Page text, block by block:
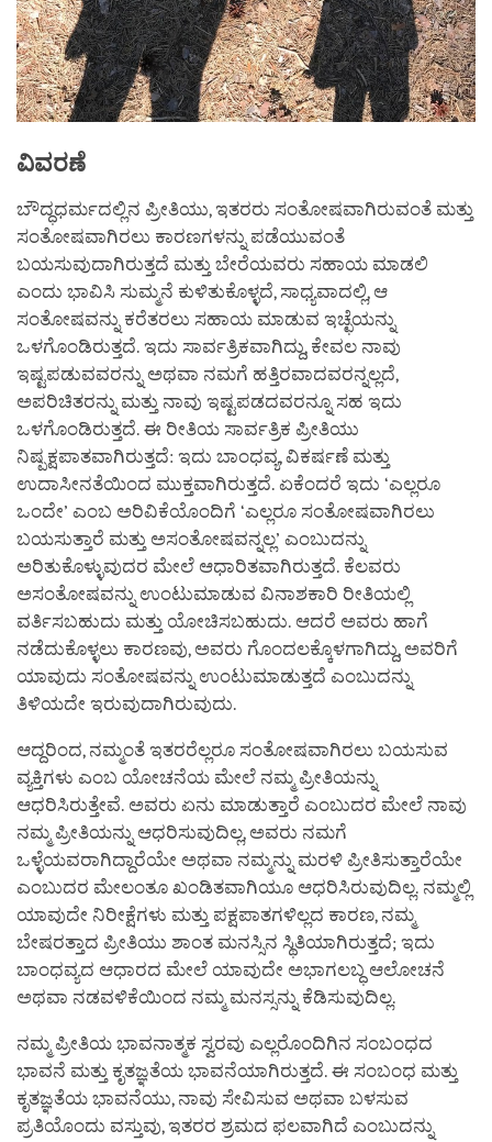
ವಿವರಣೆ
ಬೌದ್ಧಧರ್ಮದಲ್ಲಿನ ಪ್ರೀತಿಯು, ಇತರರು ಸಂತೋಷವಾಗಿರುವಂತೆ ಮತ್ತು
ಸಂತೋಷವಾಗಿರಲು ಕಾರಣಗಳನ್ನು ಪಡೆಯುವಂತೆ
ಬಯಸುವುದಾಗಿರುತ್ತದೆ ಮತ್ತು ಬೇರೆಯವರು ಸಹಾಯ ಮಾಡಲಿ
ಎಂದು ಭಾವಿಸಿ ಸುಮ್ಮನೆ ಕುಳಿತುಕೊಳ್ಳದೆ, ಸಾಧ್ಯವಾದಲ್ಲಿ, ಆ
ಸಂತೋಷವನ್ನು ಕರೆತರಲು ಸಹಾಯ ಮಾಡುವ ಇಚ್ಛೆಯನ್ನು
ಒಳಗೊಂಡಿರುತ್ತದೆ. ಇದು ಸಾರ್ವತ್ರಿಕವಾಗಿದ್ದು, ಕೇವಲ ನಾವು
ಇಷ್ಟಪಡುವವರನ್ನು ಅಥವಾ ನಮಗೆ ಹತ್ತಿರವಾದವರನ್ನಲ್ಲದೆ,
ಅಪರಿಚಿತರನ್ನು ಮತ್ತು ನಾವು ಇಷ್ಟಪಡದವರನ್ನೂ ಸಹ ಇದು
ಒಳಗೊಂಡಿರುತ್ತದೆ. ಈ ರೀತಿಯ ಸಾರ್ವತ್ರಿಕ ಪ್ರೀತಿಯು
ನಿಷ್ಪಕ್ಷಪಾತವಾಗಿರುತ್ತದೆ: ಇದು ಬಾಂಧವ್ಯ, ವಿಕರ್ಷಣೆ ಮತ್ತು
ಉದಾಸೀನತೆಯಿಂದ ಮುಕ್ತವಾಗಿರುತ್ತದೆ. ಏಕೆಂದರೆ ಇದು ‘ಎಲ್ಲರೂ
ಒಂದೇ’ ಎಂಬ ಅರಿವಿಕೆಯೊಂದಿಗೆ ‘ಎಲ್ಲರೂ ಸಂತೋಷವಾಗಿರಲು
ಬಯಸುತ್ತಾರೆ ಮತ್ತು ಅಸಂತೋಷವನ್ನಲ್ಲ’ ಎಂಬುದನ್ನು
ಅರಿತುಕೊಳ್ಳುವುದರ ಮೇಲೆ ಆಧಾರಿತವಾಗಿರುತ್ತದೆ. ಕೆಲವರು
ಅಸಂತೋಷವನ್ನು ಉಂಟುಮಾಡುವ ವಿನಾಶಕಾರಿ ರೀತಿಯಲ್ಲಿ
ವರ್ತಿಸಬಹುದು ಮತ್ತು ಯೋಚಿಸಬಹುದು. ಆದರೆ ಅವರು ಹಾಗೆ
ನಡೆದುಕೊಳ್ಳಲು ಕಾರಣವು, ಅವರು ಗೊಂದಲಕ್ಕೊಳಗಾಗಿದ್ದು, ಅವರಿಗೆ
ಯಾವುದು ಸಂತೋಷವನ್ನು ಉಂಟುಮಾಡುತ್ತದೆ ಎಂಬುದನ್ನು
ತಿಳಿಯದೇ ಇರುವುದಾಗಿರುವುದು.
ಆದ್ದರಿಂದ, ನಮ್ಮಂತೆ ಇತರರೆಲ್ಲರೂ ಸಂತೋಷವಾಗಿರಲು ಬಯಸುವ
ವ್ಯಕ್ತಿಗಳು ಎಂಬ ಯೋಚನೆಯ ಮೇಲೆ ನಮ್ಮ ಪ್ರೀತಿಯನ್ನು
ಆಧರಿಸಿರುತ್ತೇವೆ. ಅವರು ಏನು ಮಾಡುತ್ತಾರೆ ಎಂಬುದರ ಮೇಲೆ ನಾವು
ನಮ್ಮ ಪ್ರೀತಿಯನ್ನು ಆಧರಿಸುವುದಿಲ್ಲ, ಅವರು ನಮಗೆ
ಒಳ್ಳೆಯವರಾಗಿದ್ದಾರೆಯೇ ಅಥವಾ ನಮ್ಮನ್ನು ಮರಳಿ ಪ್ರೀತಿಸುತ್ತಾರೆಯೇ
ಎಂಬುದರ ಮೇಲಂತೂ ಖಂಡಿತವಾಗಿಯೂ ಆಧರಿಸಿರುವುದಿಲ್ಲ. ನಮ್ಮಲ್ಲಿ
ಯಾವುದೇ ನಿರೀಕ್ಷೆಗಳು ಮತ್ತು ಪಕ್ಷಪಾತಗಳಿಲ್ಲದ ಕಾರಣ, ನಮ್ಮ
ಬೇಷರತ್ತಾದ ಪ್ರೀತಿಯು ಶಾಂತ ಮನಸ್ಸಿನ ಸ್ಥಿತಿಯಾಗಿರುತ್ತದೆ; ಇದು
ಬಾಂಧವ್ಯದ ಆಧಾರದ ಮೇಲೆ ಯಾವುದೇ ಅಭಾಗಲಬ್ಧ ಆಲೋಚನೆ
ಅಥವಾ ನಡವಳಿಕೆಯಿಂದ ನಮ್ಮ ಮನಸ್ಸನ್ನು ಕೆಡಿಸುವುದಿಲ್ಲ.
ನಮ್ಮ ಪ್ರೀತಿಯ ಭಾವನಾತ್ಮಕ ಸ್ವರವು ಎಲ್ಲರೊಂದಿಗಿನ ಸಂಬಂಧದ
ಭಾವನೆ ಮತ್ತು ಕೃತಜ್ಞತೆಯ ಭಾವನೆಯಾಗಿರುತ್ತದೆ. ಈ ಸಂಬಂಧ ಮತ್ತು
ಕೃತಜ್ಞತೆಯ ಭಾವನೆಯು, ನಾವು ಸೇವಿಸುವ ಅಥವಾ ಬಳಸುವ
ಪ್ರತಿಯೊಂದು ವಸ್ತುವು, ಇತರರ ಶ್ರಮದ ಫಲವಾಗಿದೆ ಎಂಬುದನ್ನು